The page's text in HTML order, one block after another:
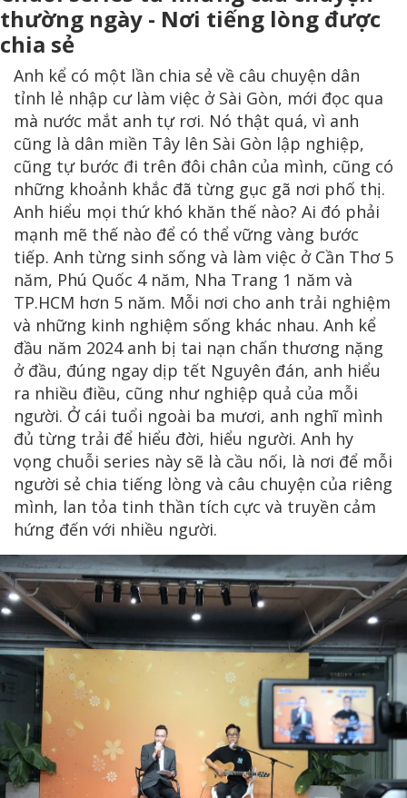
thường ngày - Nơi tiếng lòng được
chia sẻ
Anh kể có một lần chia sẻ về câu chuyện dân
tỉnh lẻ nhập cư làm việc ở Sài Gòn, mới đọc qua
mà nước mắt anh tự rơi. Nó thật quá, vì anh
cũng là dân miền Tây lên Sài Gòn lập nghiệp,
cũng tự bước đi trên đôi chân của mình, cũng có
những khoảnh khắc đã từng gục gã nơi phố thị.
Anh hiểu mọi thứ khó khăn thế nào? Ai đó phải
mạnh mẽ thế nào để có thể vững vàng bước
tiếp. Anh từng sinh sống và làm việc ở Cần Thơ 5
năm, Phú Quốc 4 năm, Nha Trang 1 năm và
TP.HCM hơn 5 năm. Mỗi nơi cho anh trải nghiệm
và những kinh nghiệm sống khác nhau. Anh kể
đầu năm 2024 anh bị tai nạn chấn thương nặng
ở đầu, đúng ngay dịp tết Nguyên đán, anh hiểu
ra nhiều điều, cũng như nghiệp quả của mỗi
người. Ở cái tuổi ngoài ba mươi, anh nghĩ mình
đủ từng trải để hiểu đời, hiểu người. Anh hy
vọng chuỗi series này sẽ là cầu nối, là nơi để mỗi
người sẻ chia tiếng lòng và câu chuyện của riêng
mình, lan tỏa tinh thần tích cực và truyền cảm
hứng đến với nhiều người.